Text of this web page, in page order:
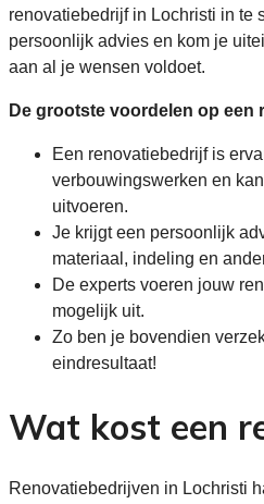
renovatiebedrijf in Lochristi in te
persoonlijk advies en kom je
aan al je wensen voldoet.
De grootste voordelen op een
Een renovatiebedrijf is
verbouwingswerken en
uitvoeren.
Je krijgt een persoonlijk
materiaal, indeling en
De experts voeren jouw
mogelijk uit.
Zo ben je bovendien
eindresultaat!
Wat kost een
Renovatiebedrijven in Lochristi